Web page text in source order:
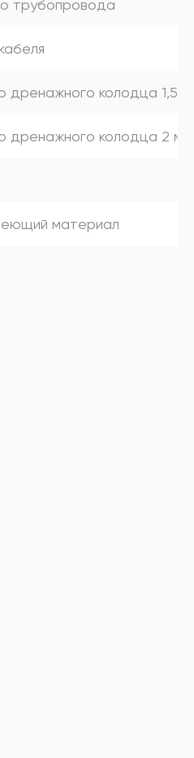
трубопровода
дренажного колодца 1,5 м
дренажного колодца 2 м
материал